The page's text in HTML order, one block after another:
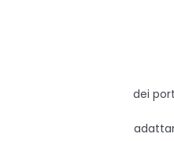
dei portatori
uso adattamento